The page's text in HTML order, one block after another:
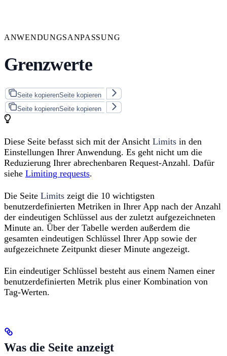
ANWENDUNGSANPASSUNG
Grenzwerte
Seite kopierenSeite kopieren
Seite kopierenSeite kopieren
Diese Seite befasst sich mit der Ansicht Limits in den
Einstellungen Ihrer Anwendung. Es geht nicht um die
Reduzierung Ihrer abrechenbaren Request-Anzahl. Dafür
siehe Limiting requests.
Die Seite Limits zeigt die 10 wichtigsten
benutzerdefinierten Metriken in Ihrer App nach der Anzahl
der eindeutigen Schlüssel aus der zuletzt aufgezeichneten
Minute an. Über der Tabelle werden außerdem die
gesamten eindeutigen Schlüssel Ihrer App sowie der
aufgezeichnete Zeitpunkt dieser Minute angezeigt.
Ein eindeutiger Schlüssel besteht aus einem Namen einer
benutzerdefinierten Metrik plus einer Kombination von
Tag-Werten.
Was die Seite anzeigt